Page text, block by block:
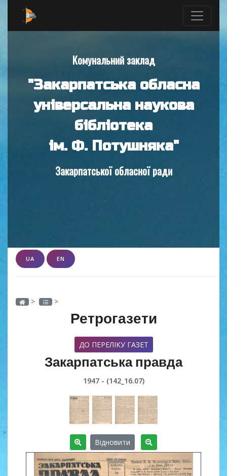
Комунальний заклад
"Закарпатська обласна
універсальна наукова
бібліотека
ім. Ф. Потушняка"
Закарпатської обласної ради
UA EN
> >
Ретрогазети
ДО ПЕРЕЛІКУ ГАЗЕТ
Закарпатська правда
1947 - (142_16.07)
Відновити